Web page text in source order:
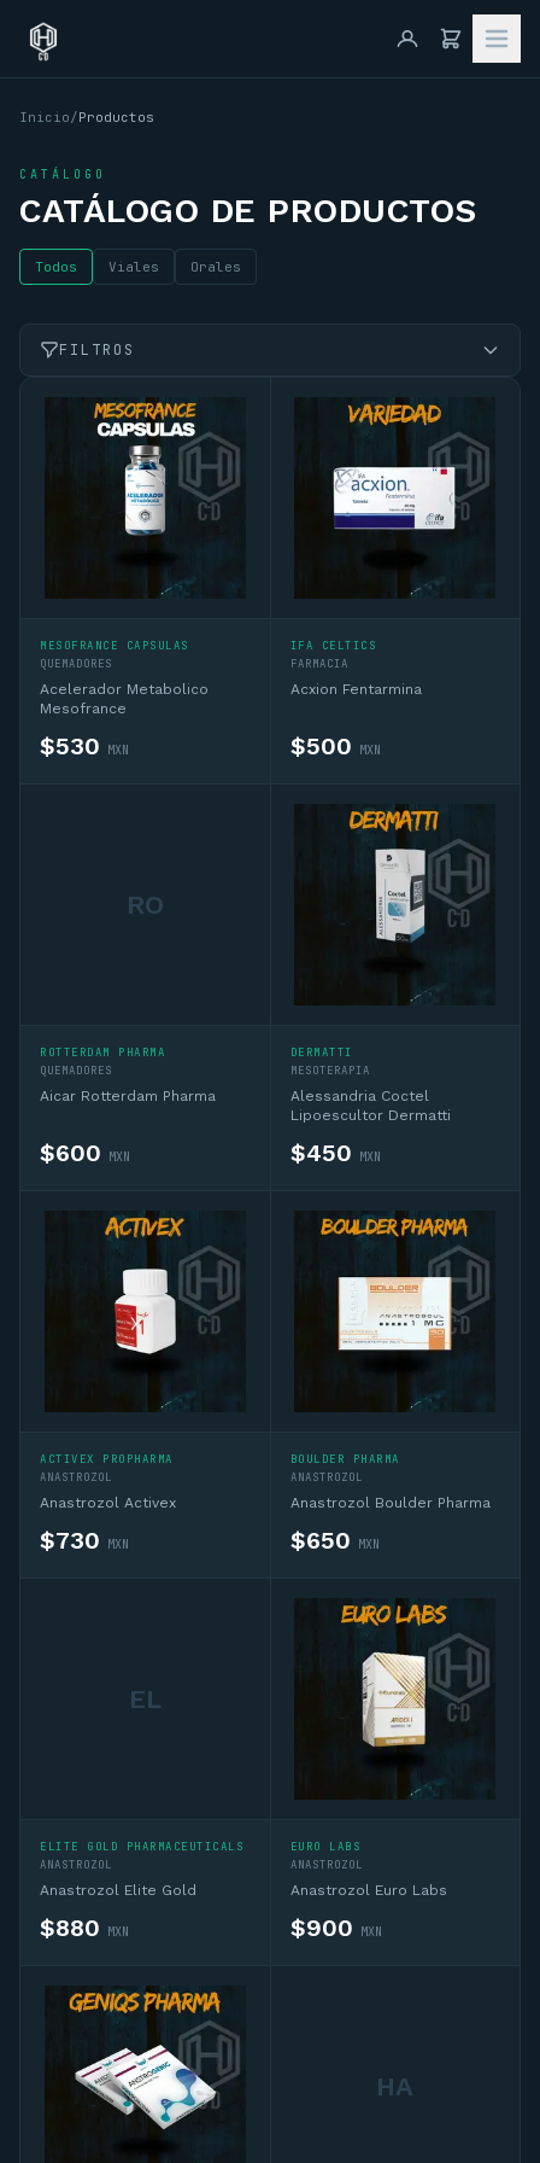
Inicio/Productos
CATÁLOGO
CATÁLOGO DE PRODUCTOS
Todos Viales Orales
FILTROS
MESOFRANCE CAPSULAS
QUEMADORES
Acelerador Metabolico
Mesofrance
$530 MXN
IFA CELTICS
FARMACIA
Acxion Fentarmina
$500 MXN
RO
ROTTERDAM PHARMA
QUEMADORES
Aicar Rotterdam Pharma
$600 MXN
DERMATTI
MESOTERAPIA
Alessandria Coctel
Lipoescultor Dermatti
$450 MXN
ACTIVEX PROPHARMA
ANASTROZOL
Anastrozol Activex
$730 MXN
BOULDER PHARMA
ANASTROZOL
Anastrozol Boulder Pharma
$650 MXN
EL
ELITE GOLD PHARMACEUTICALS
ANASTROZOL
Anastrozol Elite Gold
$880 MXN
EURO LABS
ANASTROZOL
Anastrozol Euro Labs
$900 MXN
HA